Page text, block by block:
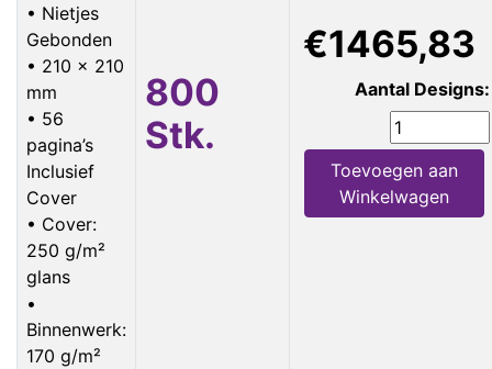
• Nietjes
Gebonden
• 210 x 210
mm
• 56
pagina’s
Inclusief
Cover
• Cover:
250 g/m²
glans
•
Binnenwerk:
170 g/m²
800
Stk.
€1465,83
Aantal Designs:
Toevoegen aan
Winkelwagen